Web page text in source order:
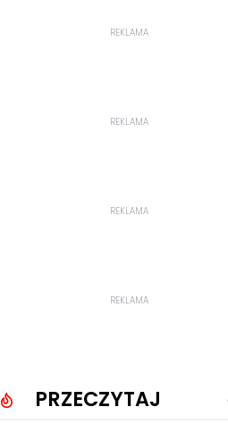
REKLAMA
REKLAMA
REKLAMA
REKLAMA
PRZECZYTAJ